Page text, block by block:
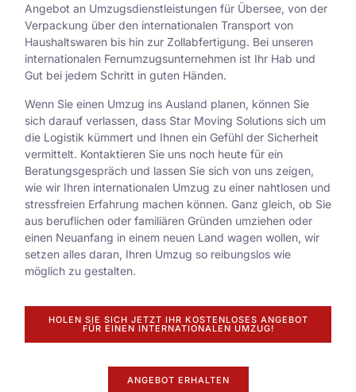
Angebot an Umzugsdienstleistungen für Übersee, von der
Verpackung über den internationalen Transport von
Haushaltswaren bis hin zur Zollabfertigung. Bei unseren
internationalen Fernumzugsunternehmen ist Ihr Hab und
Gut bei jedem Schritt in guten Händen.
Wenn Sie einen Umzug ins Ausland planen, können Sie
sich darauf verlassen, dass Star Moving Solutions sich um
die Logistik kümmert und Ihnen ein Gefühl der Sicherheit
vermittelt. Kontaktieren Sie uns noch heute für ein
Beratungsgespräch und lassen Sie sich von uns zeigen,
wie wir Ihren internationalen Umzug zu einer nahtlosen und
stressfreien Erfahrung machen können. Ganz gleich, ob Sie
aus beruflichen oder familiären Gründen umziehen oder
einen Neuanfang in einem neuen Land wagen wollen, wir
setzen alles daran, Ihren Umzug so reibungslos wie
möglich zu gestalten.
HOLEN SIE SICH JETZT IHR KOSTENLOSES ANGEBOT
FÜR EINEN INTERNATIONALEN UMZUG!
ANGEBOT ERHALTEN